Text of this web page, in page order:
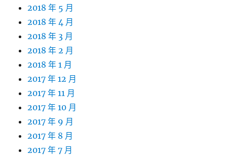
2018 年 5 月
2018 年 4 月
2018 年 3 月
2018 年 2 月
2018 年 1 月
2017 年 12 月
2017 年 11 月
2017 年 10 月
2017 年 9 月
2017 年 8 月
2017 年 7 月